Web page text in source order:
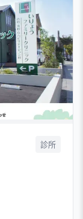
診所